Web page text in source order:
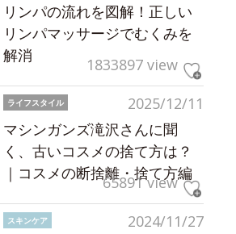
リンパの流れを図解！正しい
リンパマッサージでむくみを
解消
1833897 view
2025/12/11
ライフスタイル
マシンガンズ滝沢さんに聞
く、古いコスメの捨て方は？
｜コスメの断捨離・捨て方編
65891 view
2024/11/27
スキンケア